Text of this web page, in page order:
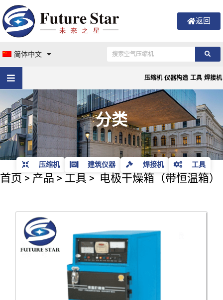
返回
简体中文
压缩机 仪器构造 工具 焊接机
分类
压缩机 建筑仪器 焊接机 工具
首页 > 产品 > 工具 > 电极干燥箱（带恒温箱）